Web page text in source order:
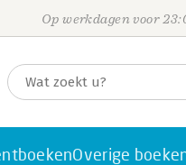
Op werkdagen voor
Overige